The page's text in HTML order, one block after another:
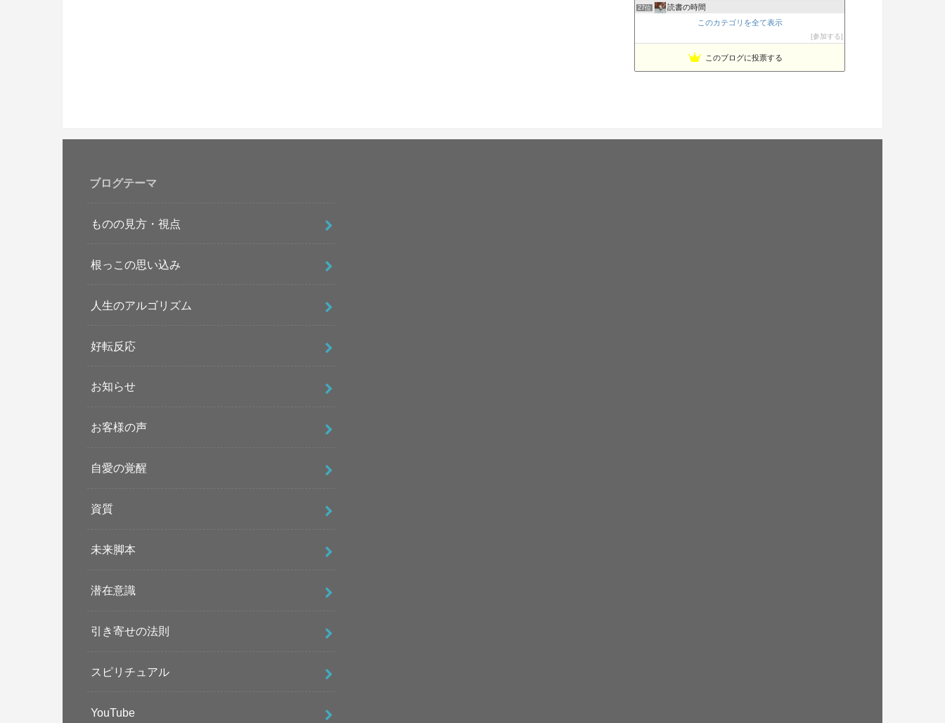
27位 読書の時間
稼げる考え方
借金5000万円 崖っぷち社長の返済&スピリチュアル探訪記
このカテゴリを全て表示
参加する
このブログに投票する
ブログテーマ
ものの見方・視点
根っこの思い込み
人生のアルゴリズム
好転反応
お知らせ
お客様の声
自愛の覚醒
資質
未来脚本
潜在意識
引き寄せの法則
スピリチュアル
YouTube